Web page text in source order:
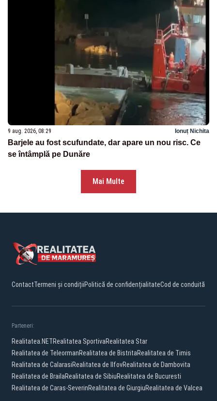
9 aug. 2026, 08:29 Ionuț Nichita
Barjele au fost scufundate, dar apare un nou risc. Ce
se întâmplă pe Dunăre
Mai Multe
ContactTermeni și condițiiPolitică de confidențialitateCod de conduită
Parteneri:
Realitatea.NETRealitatea SportivaRealitatea Star
Realitatea de TeleormanRealitatea de BistritaRealitatea de Timis
Realitatea de CalarasiRealitatea de IlfovRealitatea de Dambovita
Realitatea de BrailaRealitatea de SibiuRealitatea de Bucuresti
Realitatea de Caras-SeverinRealitatea de GiurgiuRealitatea de Valcea